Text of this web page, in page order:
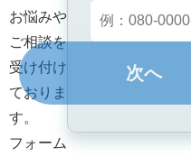
お悩みや
ご相談を
受け付け
ておりま
す。
フォーム
次へ